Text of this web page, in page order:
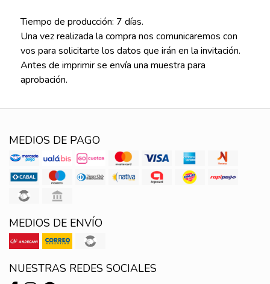
Tiempo de producción: 7 días.
Una vez realizada la compra nos comunicaremos con
vos para solicitarte los datos que irán en la invitación.
Antes de imprimir se envía una muestra para
aprobación.
MEDIOS DE PAGO
MEDIOS DE ENVÍO
NUESTRAS REDES SOCIALES